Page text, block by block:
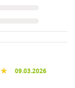
09.03.2026